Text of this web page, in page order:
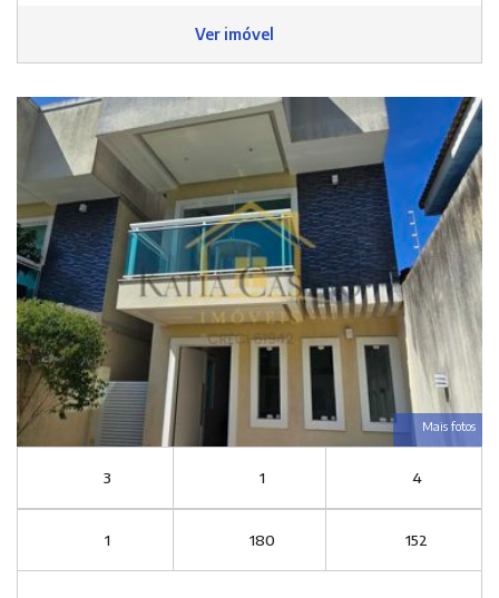
Ver imóvel
Mais fotos
3 1 4
1 180 152